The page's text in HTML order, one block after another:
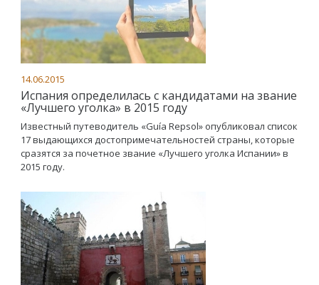
14.06.2015
Испания определилась с кандидатами на звание
«Лучшего уголка» в 2015 году
Известный путеводитель «Guía Repsol» опубликовал список
17 выдающихся достопримечательностей страны, которые
сразятся за почетное звание «Лучшего уголка Испании» в
2015 году.